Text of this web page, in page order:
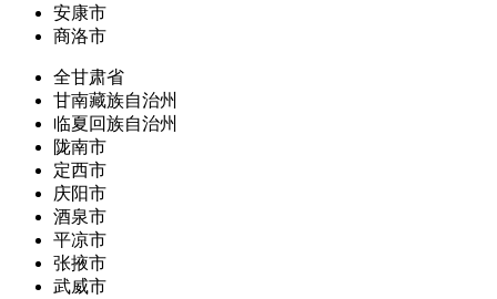
安康市
商洛市
全甘肃省
甘南藏族自治州
临夏回族自治州
陇南市
定西市
庆阳市
酒泉市
平凉市
张掖市
武威市